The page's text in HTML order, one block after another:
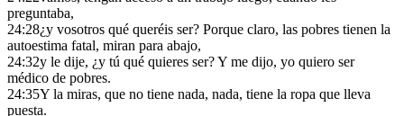
preguntaba,
24:28¿y vosotros qué queréis ser? Porque claro, las pobres tienen la
autoestima fatal, miran para abajo,
24:32y le dije, ¿y tú qué quieres ser? Y me dijo, yo quiero ser
médico de pobres.
24:35Y la miras, que no tiene nada, nada, tiene la ropa que lleva
puesta.